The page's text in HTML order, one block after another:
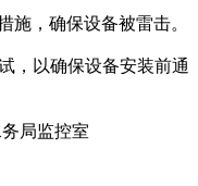
施，确保设备被雷击。
，以确保设备安装前通
局监控室